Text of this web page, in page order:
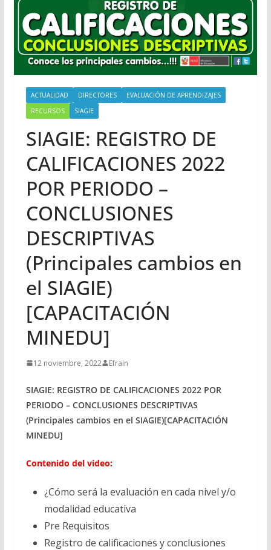
ACTUALIDAD DIRECTORES
EVALUACIÓN DE APRENDIZAJES
RECURSOS
SIAGIE
SIAGIE: REGISTRO DE
CALIFICACIONES 2022
POR PERIODO –
CONCLUSIONES
DESCRIPTIVAS
(Principales cambios en
el SIAGIE)
[CAPACITACIÓN
MINEDU]
12 noviembre, 2022 Efrain
SIAGIE: REGISTRO DE CALIFICACIONES 2022 POR
PERIODO – CONCLUSIONES DESCRIPTIVAS
(Principales cambios en el SIAGIE)[CAPACITACIÓN
MINEDU]
Contenido del video:
¿Cómo será la evaluación en cada nivel y/o
modalidad educativa
Pre Requisitos
Registro de calificaciones y conclusiones